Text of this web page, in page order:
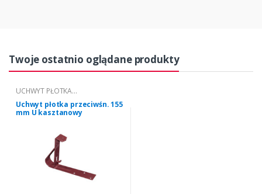
Twoje ostatnio oglądane produkty
UCHWYT PŁOTKA
PRZECIWŚNIEGOWEGO "U" 155
Uchwyt płotka przeciwśn. 155
mm U kasztanowy